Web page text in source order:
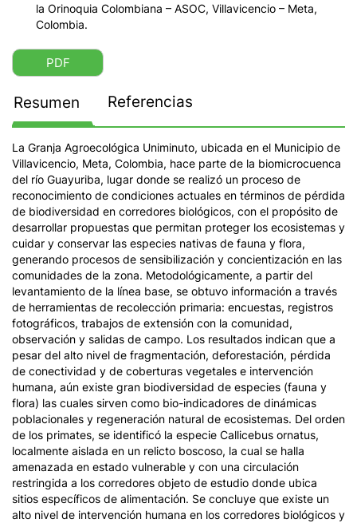
la Orinoquia Colombiana – ASOC, Villavicencio – Meta,
Colombia.
PDF
Resumen Referencias
La Granja Agroecológica Uniminuto, ubicada en el Municipio de
Villavicencio, Meta, Colombia, hace parte de la biomicrocuenca
del río Guayuriba, lugar donde se realizó un proceso de
reconocimiento de condiciones actuales en términos de pérdida
de biodiversidad en corredores biológicos, con el propósito de
desarrollar propuestas que permitan proteger los ecosistemas y
cuidar y conservar las especies nativas de fauna y flora,
generando procesos de sensibilización y concientización en las
comunidades de la zona. Metodológicamente, a partir del
levantamiento de la línea base, se obtuvo información a través
de herramientas de recolección primaria: encuestas, registros
fotográficos, trabajos de extensión con la comunidad,
observación y salidas de campo. Los resultados indican que a
pesar del alto nivel de fragmentación, deforestación, pérdida
de conectividad y de coberturas vegetales e intervención
humana, aún existe gran biodiversidad de especies (fauna y
flora) las cuales sirven como bio-indicadores de dinámicas
poblacionales y regeneración natural de ecosistemas. Del orden
de los primates, se identificó la especie Callicebus ornatus,
localmente aislada en un relicto boscoso, la cual se halla
amenazada en estado vulnerable y con una circulación
restringida a los corredores objeto de estudio donde ubica
sitios específicos de alimentación. Se concluye que existe un
alto nivel de intervención humana en los corredores biológicos y